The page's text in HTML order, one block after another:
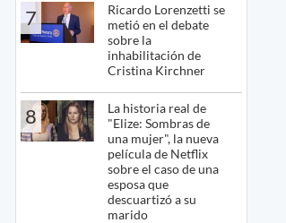
7
Ricardo Lorenzetti se
metió en el debate
sobre la
inhabilitación de
Cristina Kirchner
8
La historia real de
"Elize: Sombras de
una mujer", la nueva
película de Netflix
sobre el caso de una
esposa que
descuartizó a su
marido